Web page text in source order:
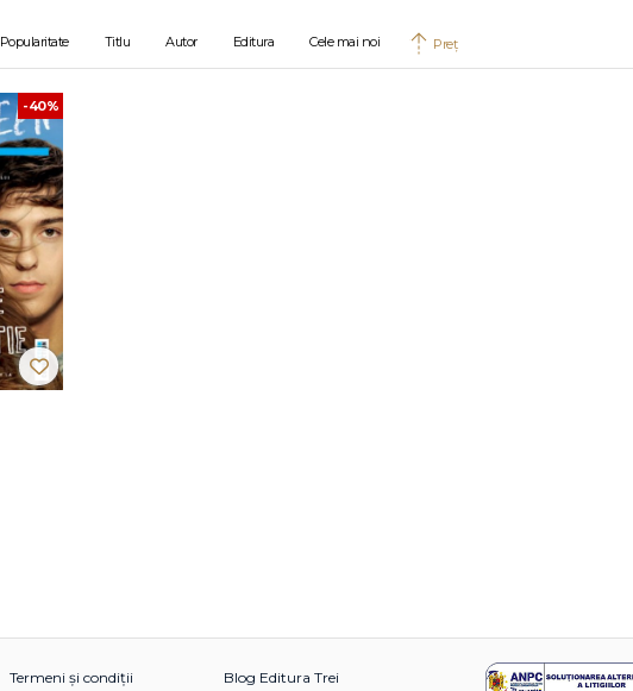
Popularitate Titlu Autor Editura Cele mai noi Preț
-40%
Termeni și condiții Blog Editura Trei